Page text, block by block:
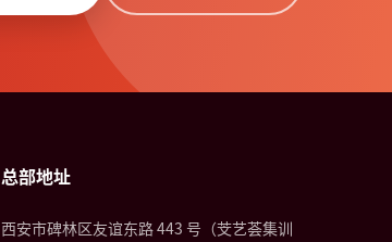
总部地址
西安市碑林区友谊东路 443 号（芠艺荟集训